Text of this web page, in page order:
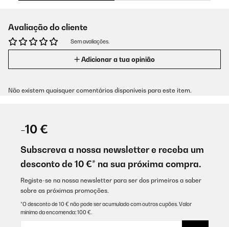
Avaliação do cliente
Sem avaliações.
Adicionar a tua opinião
Não existem quaisquer comentários disponíveis para este item.
-10 €
Subscreva a nossa newsletter e receba um
desconto de 10 €* na sua próxima compra.
Registe-se na nossa newsletter para ser dos primeiros a saber
sobre as próximas promoções.
*O desconto de 10 € não pode ser acumulado com outros cupões. Valor
mínimo da encomenda: 100 €.